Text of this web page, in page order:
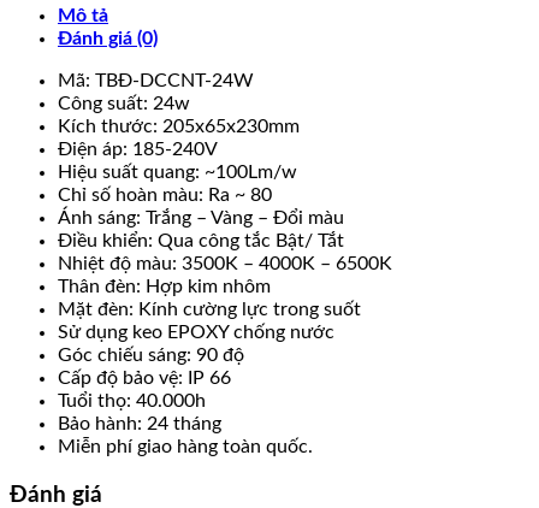
Mô tả
Đánh giá (0)
Mã: TBĐ-DCCNT-24W
Công suất: 24w
Kích thước: 205x65x230mm
Điện áp: 185-240V
Hiệu suất quang: ~100Lm/w
Chỉ số hoàn màu: Ra ~ 80
Ánh sáng: Trắng – Vàng – Đổi màu
Điều khiển: Qua công tắc Bật/ Tắt
Nhiệt độ màu: 3500K – 4000K – 6500K
Thân đèn: Hợp kim nhôm
Mặt đèn: Kính cường lực trong suốt
Sử dụng keo EPOXY chống nước
Góc chiếu sáng: 90 độ
Cấp độ bảo vệ: IP 66
Tuổi thọ: 40.000h
Bảo hành: 24 tháng
Miễn phí giao hàng toàn quốc.
Đánh giá